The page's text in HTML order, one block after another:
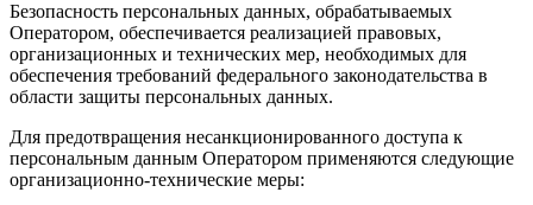
Безопасность персональных данных, обрабатываемых
Оператором, обеспечивается реализацией правовых,
организационных и технических мер, необходимых для
обеспечения требований федерального законодательства в
области защиты персональных данных.
Для предотвращения несанкционированного доступа к
персональным данным Оператором применяются следующие
организационно-технические меры: